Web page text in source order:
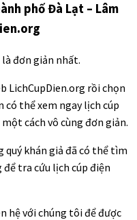
phố Đà Lạt – Lâm
là đơn giản nhất.
LichCupDien.org rồi chọn
có thể xem ngay lịch cúp
cách vô cùng đơn giản.
khán giả đã có thể tìm
tra cứu lịch cúp điện
hệ với chúng tôi để được